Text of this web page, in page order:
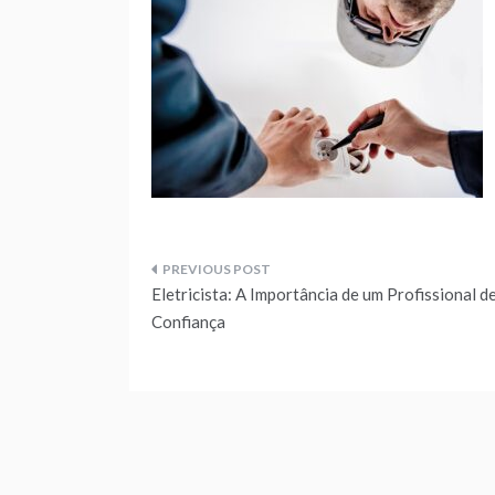
Navegação
de
Eletricista: A Importância de um Profissional
Confiança